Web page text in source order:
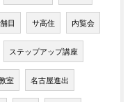
目 サ高住 内覧会
ステップアップ講座
室 名古屋進出